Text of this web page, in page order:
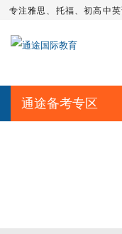
专注雅思、托福、初高中
通途备考专区